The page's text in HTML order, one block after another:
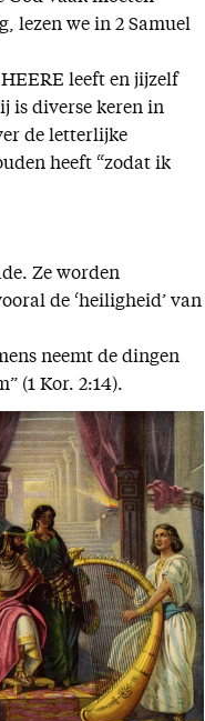
lezen we in 2 Samuel
leeft en jijzelf
is diverse keren in
de letterlijke
heeft “zodat ik
Ze worden
de ‘heiligheid’ van
neemt de dingen
(1 Kor. 2:14).